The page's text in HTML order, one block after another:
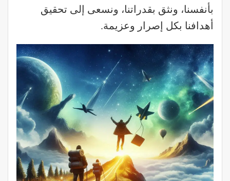
بأنفسنا، ونثق بقدراتنا، ونسعى إلى تحقيق
أهدافنا بكل إصرار وعزيمة.